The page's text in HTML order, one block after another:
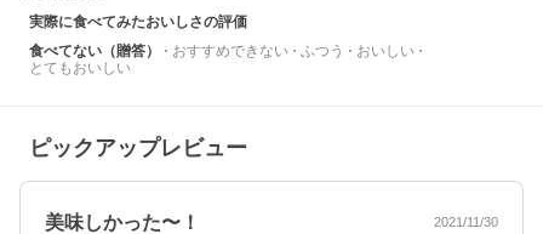
実際に食べてみたおいしさの評価
食べてない（贈答）
おすすめできない ふつう
おいしい
とてもおいしい
ピックアップレビュー
美味しかった〜！ 2021/11/30